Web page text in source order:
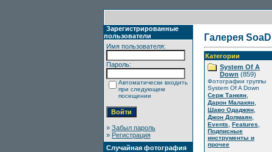
Зарегистрированные
пользователи
Имя пользователя:
Пароль:
Автоматически входить
при следующем
посещении
» Забыл пароль
» Регистрация
Случайная фотография
Галерея
Категории
System Of A
Down (859)
Фотографии группы
System Of A Down
Серж Танкян
Дарон Малакян
Шаво Одаджян
Джон Долмаян
Events Features
Подписные
инструменты и
прочее